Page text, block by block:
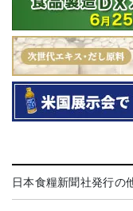
日本食糧新聞社発行の